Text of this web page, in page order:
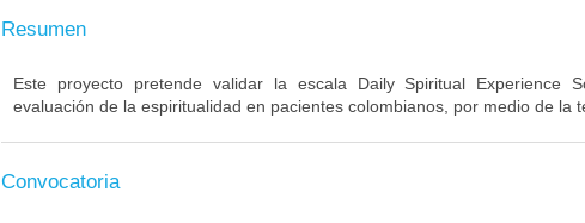
Resumen
Este proyecto pretende validar la escala Daily Spiritual Experience
evaluación de la espiritualidad en pacientes colombianos, por medio de la
Convocatoria